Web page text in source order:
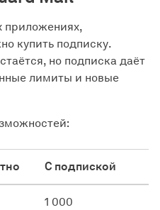
приложениях,
купить подписку.
но подписка даёт
лимиты и новые
С подпиской
1 000